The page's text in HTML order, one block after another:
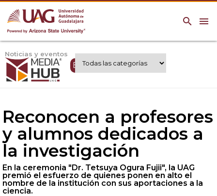
menu
search
Noticias y eventos
Expertos UAG
Reconocen a profesores
y alumnos dedicados a
la investigación
En la ceremonia "Dr. Tetsuya Ogura Fujii", la UAG
premió el esfuerzo de quienes ponen en alto el
nombre de la institución con sus aportaciones a la
ciencia.